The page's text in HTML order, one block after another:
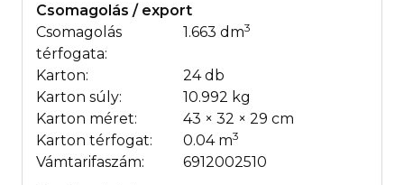
Csomagolás / export
Csomagolás
térfogata:
1.663 dm3
Karton:
24 db
Karton súly:
10.992 kg
Karton méret:
43 × 32 × 29 cm
Karton térfogat:
0.04 m3
Vámtarifaszám:
6912002510